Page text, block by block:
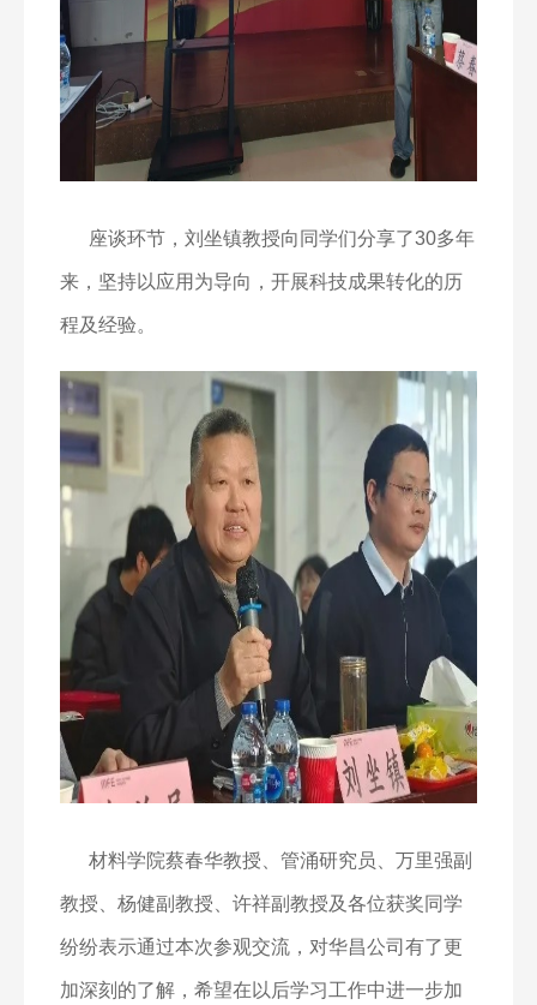
座谈环节，刘坐镇教授向同学们分享了30多年
来，坚持以应用为导向，开展科技成果转化的历
程及经验。
材料学院蔡春华教授、管涌研究员、万里强副
教授、杨健副教授、许祥副教授及各位获奖同学
纷纷表示通过本次参观交流，对华昌公司有了更
加深刻的了解，希望在以后学习工作中进一步加